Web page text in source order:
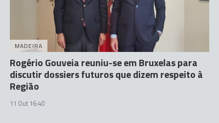
MADEIRA
Rogério Gouveia reuniu-se em Bruxelas para
discutir dossiers futuros que dizem respeito à
Região
11 Out 16:40